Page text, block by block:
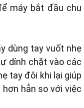
máy bắt đầu chu
dùng tay vuốt nhẹ
dính chặt vào các
tay đôi khi lại giúp
hẳn so với việc